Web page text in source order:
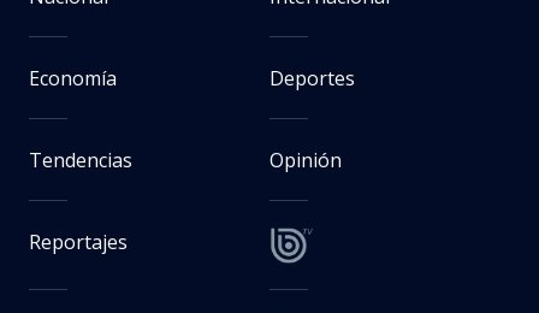
Economía Deportes
Tendencias Opinión
Reportajes